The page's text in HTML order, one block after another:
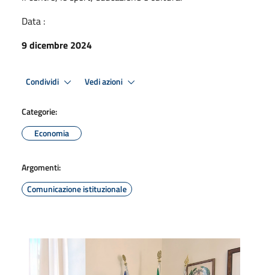
Data :
9 dicembre 2024
Condividi Vedi azioni
Categorie:
Economia
Argomenti:
Comunicazione istituzionale